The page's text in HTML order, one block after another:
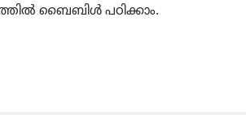
ബൈബിൾ പഠിക്കാം.